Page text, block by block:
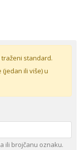
standard.
ili više) u
ili brojčanu oznaku.